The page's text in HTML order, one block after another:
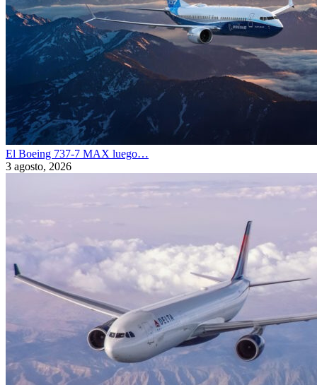
El Boeing 737-7 MAX luego…
3 agosto, 2026